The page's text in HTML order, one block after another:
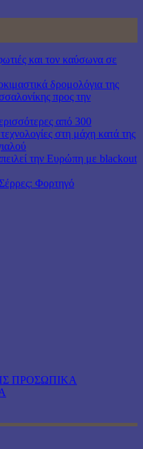
και τον καύσωνα σε
δρομολόγια της
προς την
από 300
στη μάχη κατά της
την Ευρώπη με blackout
Φορτηγό
ΠΡΟΣΩΠΙΚΑ